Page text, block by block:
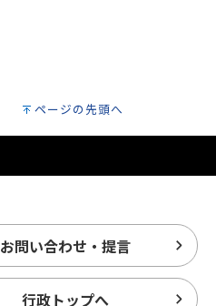
ページの先頭へ
お問い合わせ・提言
行政トップへ